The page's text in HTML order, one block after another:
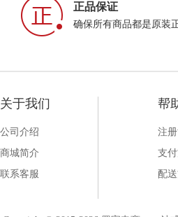
正品保证
确保所有商品都是原装
关于我们
公司介绍
商城简介
联系客服
帮
注
支
配